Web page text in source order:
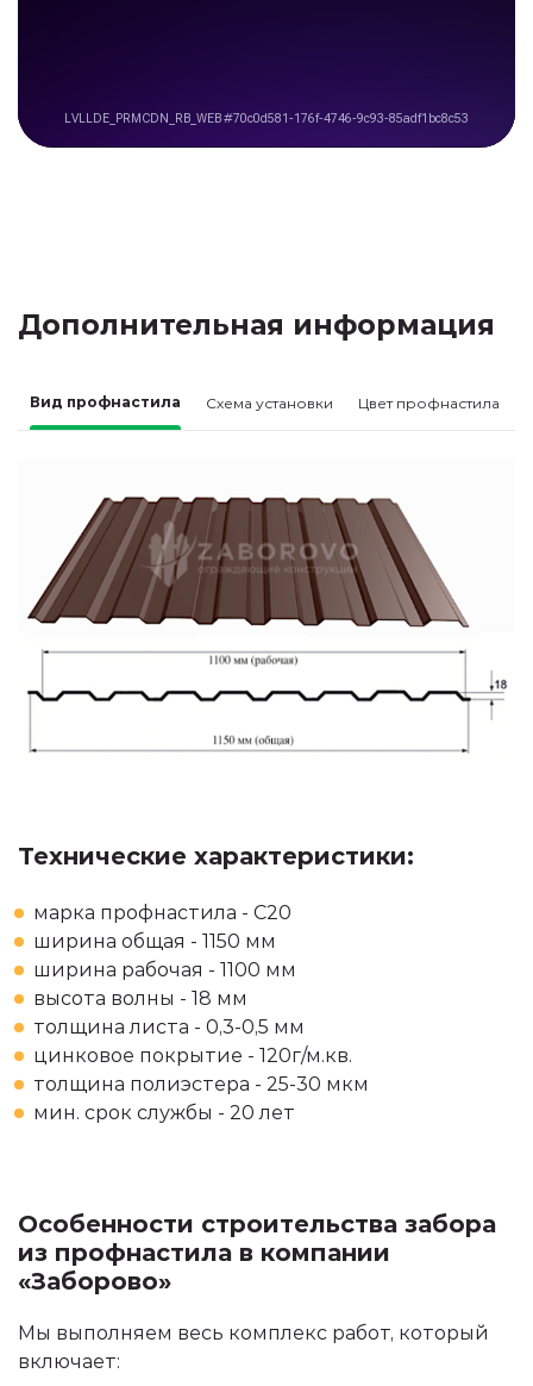
Дополнительная информация
Вид профнастила Схема установки Цвет профнастила
Технические характеристики:
марка профнастила - С20
ширина общая - 1150 мм
ширина рабочая - 1100 мм
высота волны - 18 мм
толщина листа - 0,3-0,5 мм
цинковое покрытие - 120г/м.кв.
толщина полиэстера - 25-30 мкм
мин. срок службы - 20 лет
Особенности строительства забора
из профнастила в компании
«Заборово»
Мы выполняем весь комплекс работ, который
включает: